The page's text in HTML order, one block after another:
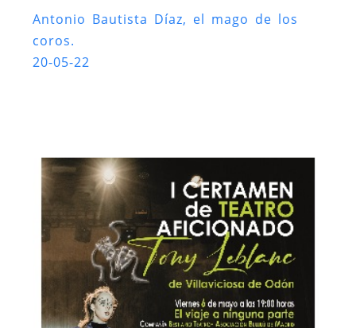
Antonio Bautista Díaz, el mago de los
coros.
20-05-22